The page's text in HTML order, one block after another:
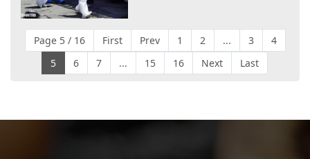
Page 5 / 16 First Prev 1 2 ... 3
4
5
6 7 ... 15 16 Next Last